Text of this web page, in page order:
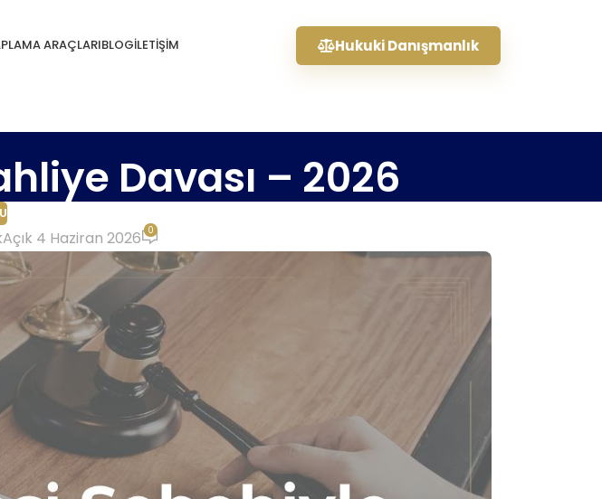
ARAÇLARIBLOGİLETIŞIM Hukuki Danışmanlık
Davası – 2026
Açık 4 Haziran 2026 0